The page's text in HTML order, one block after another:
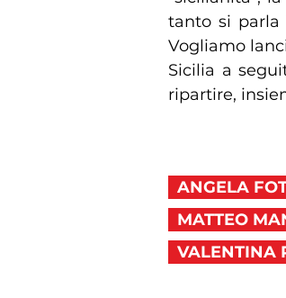
tanto si parla
Vogliamo
Sicilia a
ripartire,
ANGELA
MATTEO
VALENTINA